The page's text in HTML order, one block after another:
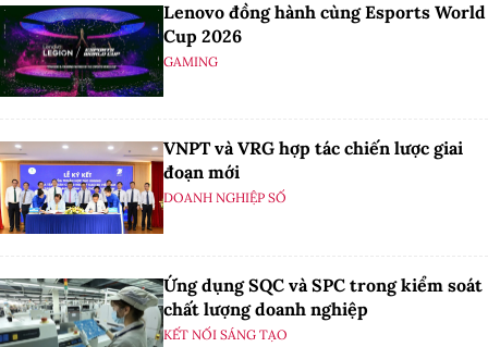
Lenovo đồng hành cùng Esports World
Cup 2026
GAMING
VNPT và VRG hợp tác chiến lược giai
đoạn mới
DOANH NGHIỆP SỐ
Ứng dụng SQC và SPC trong kiểm soát
chất lượng doanh nghiệp
KẾT NỐI SÁNG TẠO